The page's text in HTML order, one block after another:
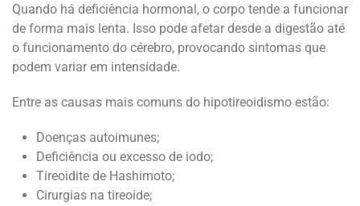
Quando há deficiência hormonal, o corpo tende a funcionar
de forma mais lenta. Isso pode afetar desde a digestão até
o funcionamento do cérebro, provocando sintomas que
podem variar em intensidade.
Entre as causas mais comuns do hipotireoidismo estão:
Doenças autoimunes;
Deficiência ou excesso de iodo;
Tireoidite de Hashimoto;
Cirurgias na tireoide;